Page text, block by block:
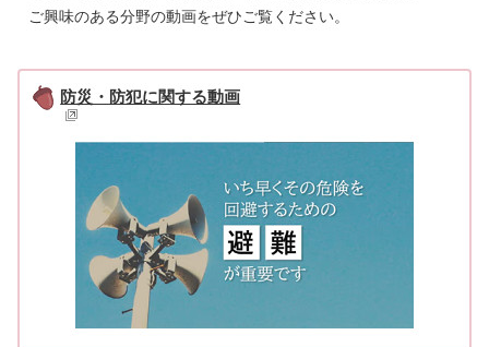
ご興味のある分野の動画をぜひご覧ください。
防災・防犯に関する動画